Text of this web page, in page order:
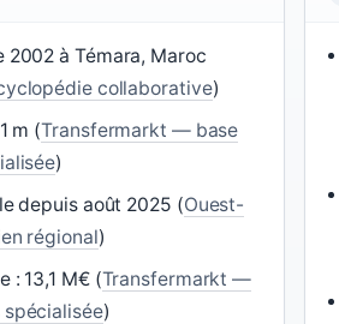
2002 à Témara, Maroc
collaborative)
m (Transfermarkt — base
)
depuis août 2025 (Ouest-
régional)
: 13,1 M€ (Transfermarkt —
spécialisée)